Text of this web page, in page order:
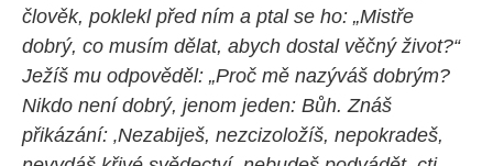
člověk, poklekl před ním a ptal se ho: „Mistře
dobrý, co musím dělat, abych dostal věčný život?“
Ježíš mu odpověděl: „Proč mě nazýváš dobrým?
Nikdo není dobrý, jenom jeden: Bůh. Znáš
přikázání: ‚Nezabiješ, nezcizoložíš, nepokradeš,